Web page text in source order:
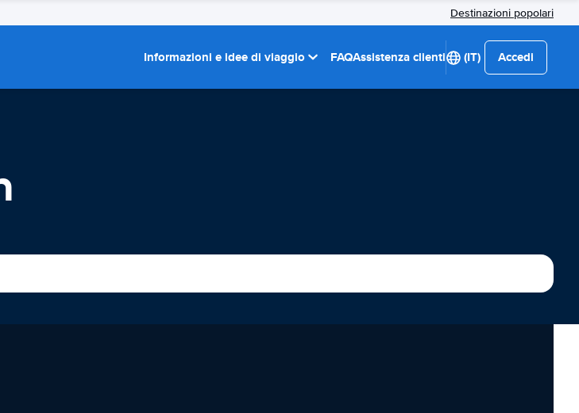
Destinazioni popolari
Informazioni e idee di viaggio FAQAssistenza clienti (IT) Accedi